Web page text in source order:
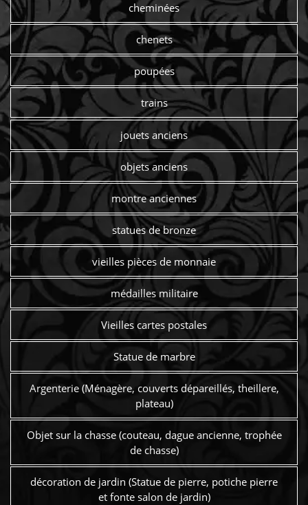
cheminées
chenets
poupées
trains
jouets anciens
objets anciens
montre anciennes
statues de bronze
vieilles pièces de monnaie
médailles militaire
Vieilles cartes postales
Statue de marbre
Argenterie (Ménagère, couverts dépareillés, theillere,
plateau)
Objet sur la chasse (couteau, dague ancienne, trophée
de chasse)
décoration de jardin (Statue de pierre, potiche pierre
et fonte salon de jardin)